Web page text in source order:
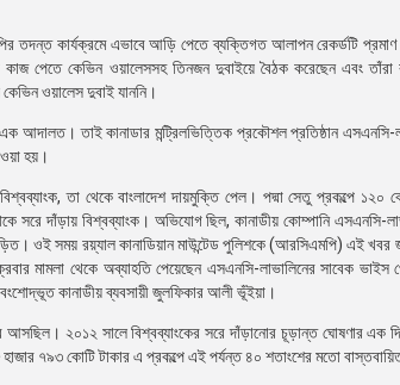
তদন্ত কার্যক্রমে এভাবে আড়ি পেতে ব্যক্তিগত আলাপন রেকর্ডটি
পেতে কেভিন ওয়ালেসসহ তিনজন দুবাইয়ে বৈঠক করেছেন এবং তাঁরা
ওয়ালেস দুবাই যাননি।
আদালত। তাই কানাডার মন্ট্রিলভিত্তিক প্রকৌশল প্রতিষ্ঠান এসএনসি-
হয়।
তা থেকে বাংলাদেশ দায়মুক্তি পেল। পদ্মা সেতু প্রকল্পে ১২০
সরে দাঁড়ায় বিশ্বব্যাংক। অভিযোগ ছিল, কানাডীয় কোম্পানি এসএনসি-
ওই সময় রয়্যাল কানাডিয়ান মাউন্টেড পুলিশকে (আরসিএমপি) এই খবর
মামলা থেকে অব্যাহতি পেয়েছেন এসএনসি-লাভালিনের সাবেক ভাইস
বংশোদ্ভূত কানাডীয় ব্যবসায়ী জুলফিকার আলী ভূঁইয়া।
আসছিল। ২০১২ সালে বিশ্বব্যাংকের সরে দাঁড়ানোর চূড়ান্ত ঘোষণার এক
হাজার ৭৯৩ কোটি টাকার এ প্রকল্পে এই পর্যন্ত ৪০ শতাংশের মতো